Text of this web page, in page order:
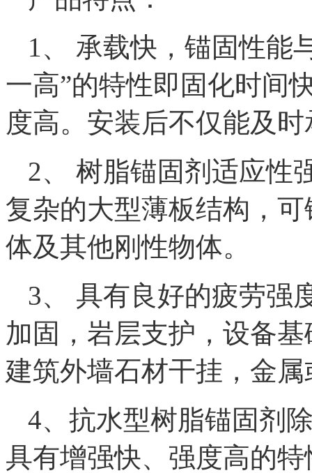
1、 承载快，锚固性能
一高”的特性即固化时间
度高。安装后不仅能及
2、 树脂锚固剂适应性
复杂的大型薄板结构，
体及其他刚性物体。
3、 具有良好的疲劳强
加固，岩层支护，设备
建筑外墙石材干挂，金
4、抗水型树脂锚固剂
具有增强快、强度高的